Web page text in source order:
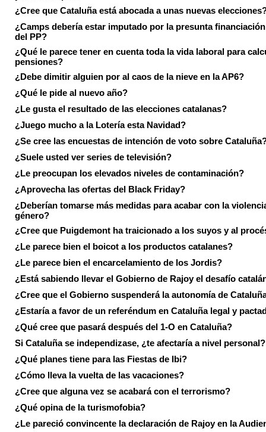
¿Cree que Cataluña está abocada a unas nuevas
¿Camps debería estar imputado por la presunta
del PP?
¿Qué le parece tener en cuenta toda la vida laboral para
pensiones?
¿Debe dimitir alguien por al caos de la nieve en la AP6?
¿Qué le pide al nuevo año?
¿Le gusta el resultado de las elecciones catalanas?
¿Juego mucho a la Lotería esta Navidad?
¿Se cree las encuestas de intención de voto sobre
¿Suele usted ver series de televisión?
¿Le preocupan los elevados niveles de contaminación?
¿Aprovecha las ofertas del Black Friday?
¿Deberían tomarse más medidas para acabar con la
género?
¿Cree que Puigdemont ha traicionado a los suyos y al
¿Le parece bien el boicot a los productos catalanes?
¿Le parece bien el encarcelamiento de los Jordis?
¿Está sabiendo llevar el Gobierno de Rajoy el desafío
¿Cree que el Gobierno suspenderá la autonomía de
¿Estaría a favor de un referéndum en Cataluña legal y
¿Qué cree que pasará después del 1-O en Cataluña?
Si Cataluña se independizase, ¿te afectaría a nivel personal?
¿Qué planes tiene para las Fiestas de Ibi?
¿Cómo lleva la vuelta de las vacaciones?
¿Cree que alguna vez se acabará con el terrorismo?
¿Qué opina de la turismofobia?
¿Le pareció convincente la declaración de Rajoy en la